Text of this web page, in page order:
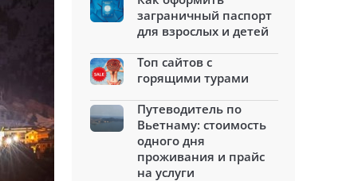
заграничный паспорт
для взрослых и детей
Топ сайтов с
горящими турами
Путеводитель по
Вьетнаму: стоимость
одного дня
проживания и прайс
на услуги